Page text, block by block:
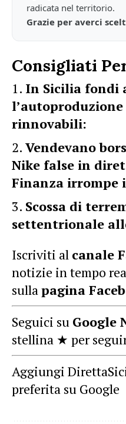
radicata nel territorio.
Grazie per averci
Consigliati
In Sicilia fondi
rinnovabili:
Vendevano
Nike false in
Finanza irrompe
Scossa di
settentrionale
Iscriviti al canale
notizie in tempo
sullapagina
Seguici su Google
stellina ★ per
Aggiungi
preferita su Google